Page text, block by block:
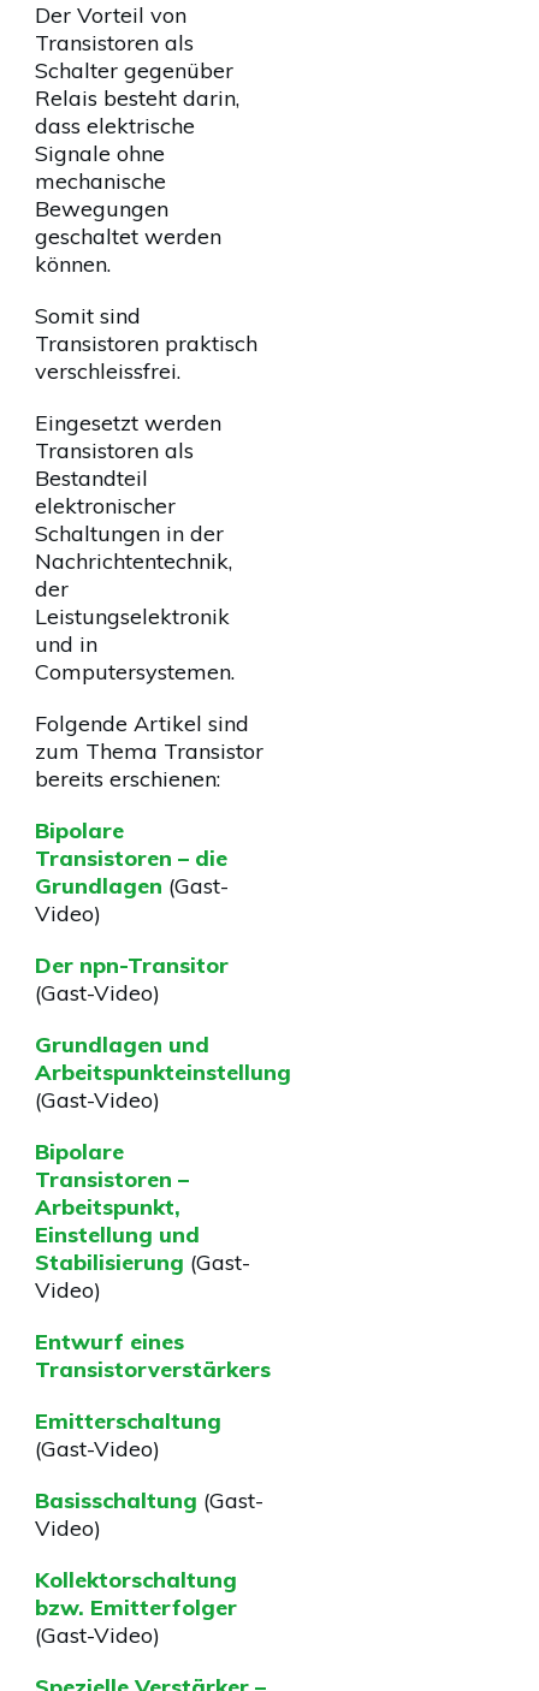
Der Vorteil von
Transistoren als
Schalter gegenüber
Relais besteht darin,
dass elektrische
Signale ohne
mechanische
Bewegungen
geschaltet werden
können.
Somit sind
Transistoren praktisch
verschleissfrei.
Eingesetzt werden
Transistoren als
Bestandteil
elektronischer
Schaltungen in der
Nachrichtentechnik,
der
Leistungselektronik
und in
Computersystemen.
Folgende Artikel sind
zum Thema Transistor
bereits erschienen:
Bipolare
Transistoren – die
Grundlagen (Gast-
Video)
Der npn-Transitor
(Gast-Video)
Grundlagen und
Arbeitspunkteinstellung
(Gast-Video)
Bipolare
Transistoren –
Arbeitspunkt,
Einstellung und
Stabilisierung (Gast-
Video)
Entwurf eines
Transistorverstärkers
Emitterschaltung
(Gast-Video)
Basisschaltung (Gast-
Video)
Kollektorschaltung
bzw. Emitterfolger
(Gast-Video)